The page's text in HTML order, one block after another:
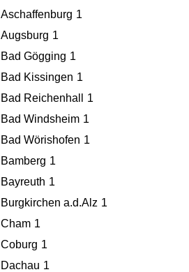
Aschaffenburg 1
Augsburg 1
Bad Gögging 1
Bad Kissingen 1
Bad Reichenhall
1
Bad Windsheim 1
Bad Wörishofen 1
Bamberg 1
Bayreuth 1
Burgkirchen a.d.Alz 1
Cham 1
Coburg 1
Dachau 1